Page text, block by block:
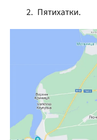
Пятихатки.